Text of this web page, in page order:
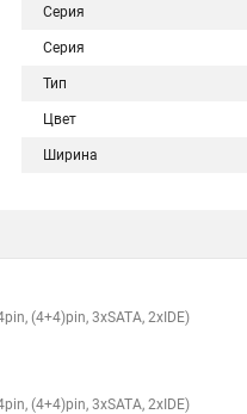
Серия
Серия
Тип
Цвет
Ширина
(4+4)pin, 3xSATA, 2xIDE)
(4+4)pin, 3xSATA, 2xIDE)